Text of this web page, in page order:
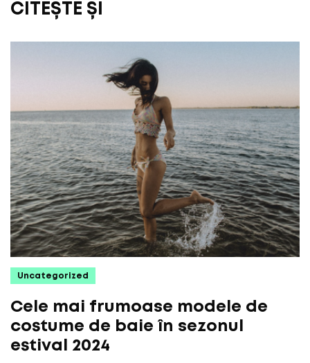
CITEȘTE ȘI
Uncategorized
Cele mai frumoase modele de
costume de baie în sezonul
estival 2024